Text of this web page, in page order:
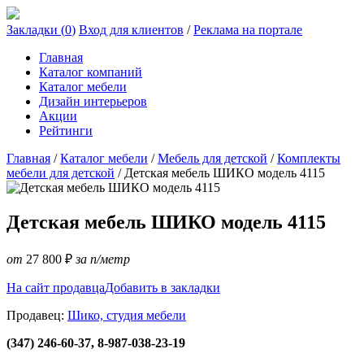
Закладки (0) Вход для клиентов /Реклама на портале
Главная
Каталог компаний
Каталог мебели
Дизайн интерьеров
Акции
Рейтинги
Главная /Каталог мебели /Мебель для детской /Комплекты
мебели для детской / Детская мебель ШИКО модель 4115
Детская мебель ШИКО модель 4115
от 27 800 ₽ за п/метр
На сайт продавцаДобавить в закладки
Продавец: Шико, студия мебели
(347) 246-60-37, 8-987-038-23-19